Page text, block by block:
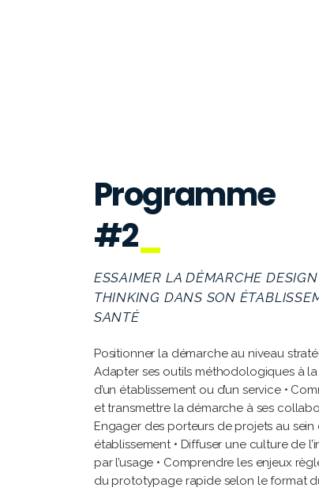
Programme
#2
ESSAIMER LA DÉMARCHE DESIGN
THINKING DANS SON
SANTÉ
Positionner la démarche au niveau
Adapter ses outils méthodologiques à
d’un établissement ou d’un service •
et transmettre la démarche à ses
Engager des porteurs de projets au sein
établissement • Diffuser une culture de
par l’usage • Comprendre les enjeux
du prototypage rapide selon le format